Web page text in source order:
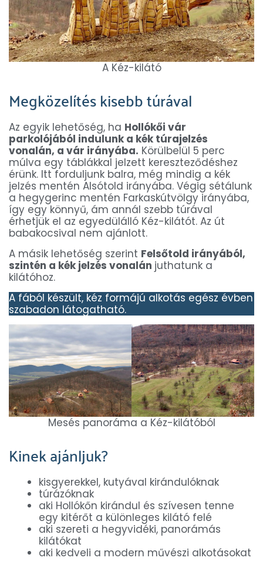
A Kéz-kilátó
Megközelítés kisebb túrával
Az egyik lehetőség, ha Hollókői vár
parkolójából indulunk a kék túrajelzés
vonalán, a vár irányába. Körülbelül 5 perc
múlva egy táblákkal jelzett kereszteződéshez
érünk. Itt forduljunk balra, még mindig a kék
jelzés mentén Alsótold irányába. Végig sétálunk
a hegygerinc mentén Farkaskútvölgy irányába,
így egy könnyű, ám annál szebb túrával
érhetjük el az egyedülálló Kéz-kilátót. Az út
babakocsival nem ajánlott.
A másik lehetőség szerint Felsőtold irányából,
szintén a kék jelzés vonalán juthatunk a
kilátóhoz.
A fából készült, kéz formájú alkotás egész évben
szabadon látogatható.
Mesés panoráma a Kéz-kilátóból
Kinek ajánljuk?
kisgyerekkel, kutyával kirándulóknak
túrázóknak
aki Hollókőn kirándul és szívesen tenne
egy kitérőt a különleges kilátó felé
aki szereti a hegyvidéki, panorámás
kilátókat
aki kedveli a modern művészi alkotásokat